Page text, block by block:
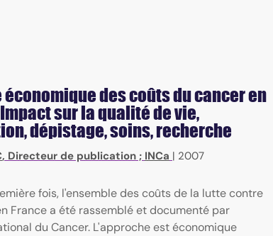
économique des coûts du cancer en
sur la qualité de vie,
dépistage, soins, recherche
, Directeur de publication ; INCa | 2007
fois, l'ensemble des coûts de la lutte contre
France a été rassemblé et documenté par
du Cancer. L'approche est économique